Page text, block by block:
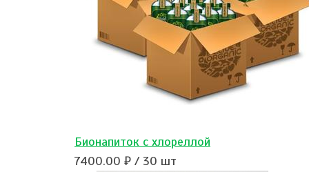
Бионапиток с хлореллой
7400.00 ₽ / 30 шт